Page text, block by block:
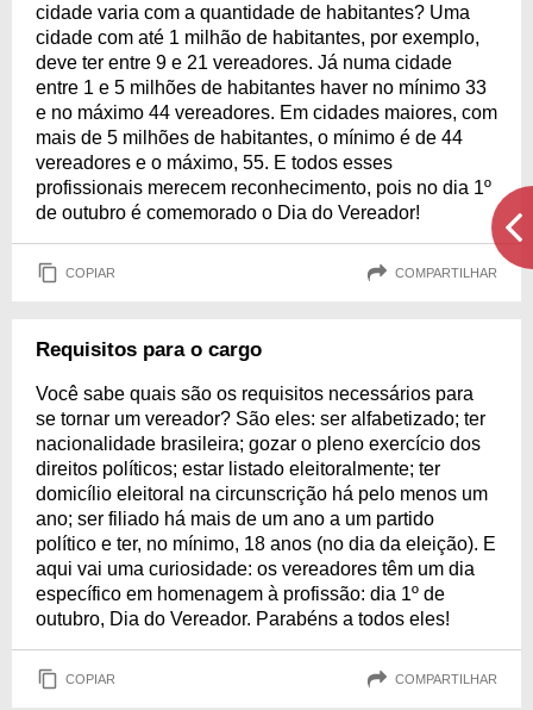
cidade varia com a quantidade de habitantes? Uma
cidade com até 1 milhão de habitantes, por exemplo,
deve ter entre 9 e 21 vereadores. Já numa cidade
entre 1 e 5 milhões de habitantes haver no mínimo 33
e no máximo 44 vereadores. Em cidades maiores, com
mais de 5 milhões de habitantes, o mínimo é de 44
vereadores e o máximo, 55. E todos esses
profissionais merecem reconhecimento, pois no dia 1º
de outubro é comemorado o Dia do Vereador!
COPIAR COMPARTILHAR
Requisitos para o cargo
Você sabe quais são os requisitos necessários para
se tornar um vereador? São eles: ser alfabetizado; ter
nacionalidade brasileira; gozar o pleno exercício dos
direitos políticos; estar listado eleitoralmente; ter
domicílio eleitoral na circunscrição há pelo menos um
ano; ser filiado há mais de um ano a um partido
político e ter, no mínimo, 18 anos (no dia da eleição). E
aqui vai uma curiosidade: os vereadores têm um dia
específico em homenagem à profissão: dia 1º de
outubro, Dia do Vereador. Parabéns a todos eles!
COPIAR COMPARTILHAR